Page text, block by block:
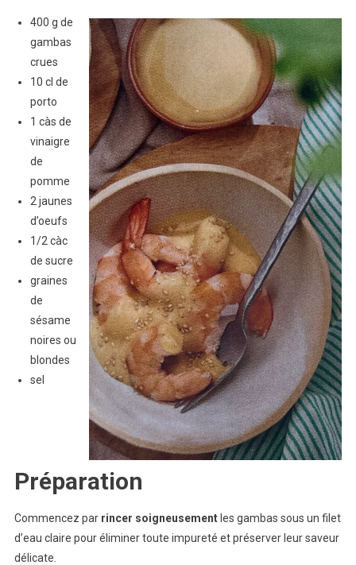
400 g de
gambas
crues
10 cl de
porto
1 càs de
vinaigre
de
pomme
2 jaunes
d’oeufs
1/2 càc
de sucre
graines
de
sésame
noires ou
blondes
sel
Préparation
Commencez par rincer soigneusementles gambas sous un filet
d’eau claire pour éliminer toute impureté et préserver leur saveur
délicate.